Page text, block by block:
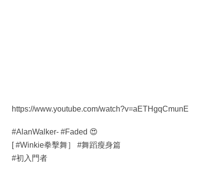
https://www.youtube.com/watch?v=aETHgqCmunE
#AlanWalker- #Faded 😍
[ #Winkie拳擊舞］ #舞蹈瘦身篇
#初入門者